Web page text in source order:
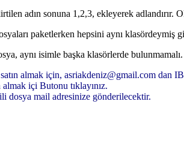
adın sonuna 1,2,3, ekleyerek adlandırır.
paketlerken hepsini aynı klasördeymiş
aynı isimle başka klasörlerde bulunmamalı.
almak için, asriakdeniz@gmail.com dan
içi Butonu tıklayınız.
dosya mail adresinize gönderilecektir.